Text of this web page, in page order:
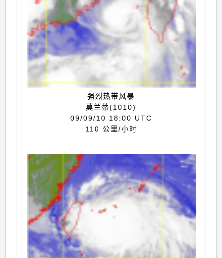
强烈热带风暴
莫兰蒂(1010)
09/09/10 18:00 UTC
110 公里/小时